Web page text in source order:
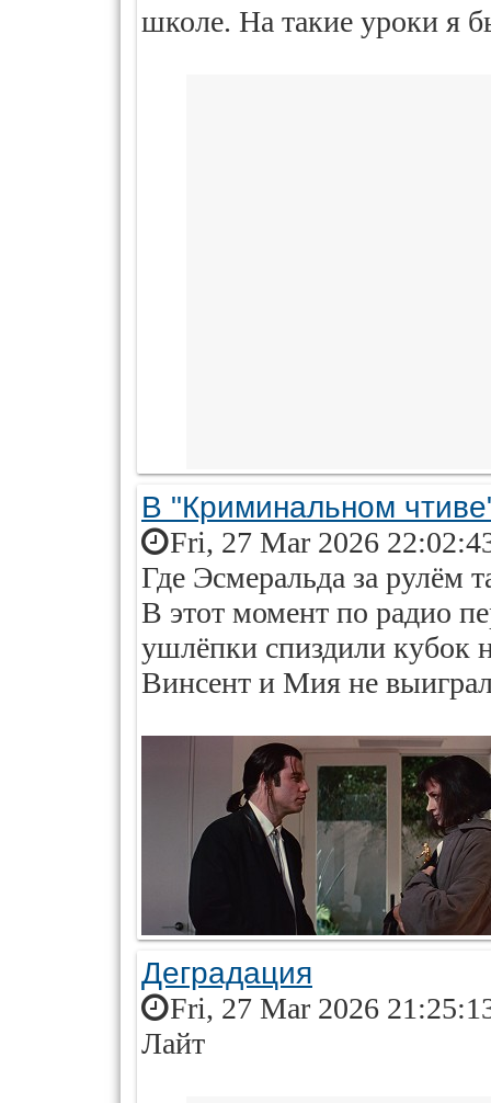
школе. На такие уроки я
В "Криминальном
Fri, 27 Mar 2026
Где Эсмеральда за рулём
В этот момент по радио
ушлёпки спиздили кубок
Винсент и Мия не
Деградация
Fri, 27 Mar 2026
Лайт